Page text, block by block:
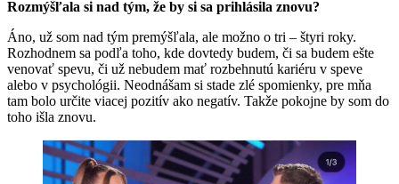
Rozmýšľala si nad tým, že by si sa prihlásila znovu?
Áno, už som nad tým premýšľala, ale možno o tri – štyri roky.
Rozhodnem sa podľa toho, kde dovtedy budem, či sa budem ešte
venovať spevu, či už nebudem mať rozbehnutú kariéru v speve
alebo v psychológii. Neodnášam si stade zlé spomienky, pre mňa
tam bolo určite viacej pozitív ako negatív. Takže pokojne by som do
toho išla znovu.